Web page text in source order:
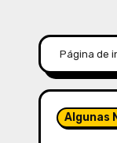
Página de
Algunas